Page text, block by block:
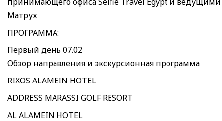
Матрух
ПРОГРАММА:
Первый день 07.02
Обзор направления и экскурсионная программа
RIXOS ALAMEIN HOTEL
ADDRESS MARASSI GOLF RESORT
AL ALAMEIN HOTEL